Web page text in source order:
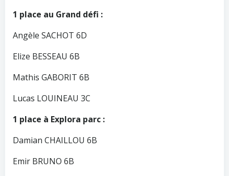
1 place au Grand défi :
Angèle SACHOT 6D
Elize BESSEAU 6B
Mathis GABORIT 6B
Lucas LOUINEAU 3C
1 place à Explora parc :
Damian CHAILLOU 6B
Emir BRUNO 6B